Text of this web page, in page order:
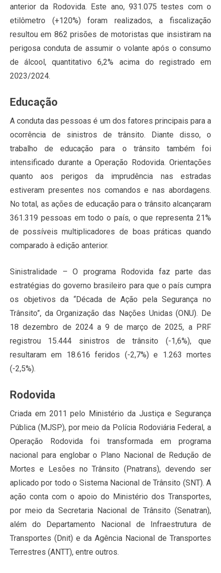
anterior da Rodovida. Este ano, 931.075 testes com o
etilômetro (+120%) foram realizados, a fiscalização
resultou em 862 prisões de motoristas que insistiram na
perigosa conduta de assumir o volante após o consumo
de álcool, quantitativo 6,2% acima do registrado em
2023/2024.
Educação
A conduta das pessoas é um dos fatores principais para a
ocorrência de sinistros de trânsito. Diante disso, o
trabalho de educação para o trânsito também foi
intensificado durante a Operação Rodovida. Orientações
quanto aos perigos da imprudência nas estradas
estiveram presentes nos comandos e nas abordagens.
No total, as ações de educação para o trânsito alcançaram
361.319 pessoas em todo o país, o que representa 21%
de possíveis multiplicadores de boas práticas quando
comparado à edição anterior.
Sinistralidade – O programa Rodovida faz parte das
estratégias do governo brasileiro para que o país cumpra
os objetivos da “Década de Ação pela Segurança no
Trânsito”, da Organização das Nações Unidas (ONU). De
18 dezembro de 2024 a 9 de março de 2025, a PRF
registrou 15.444 sinistros de trânsito (-1,6%), que
resultaram em 18.616 feridos (-2,7%) e 1.263 mortes
(-2,5%).
Rodovida
Criada em 2011 pelo Ministério da Justiça e Segurança
Pública (MJSP), por meio da Polícia Rodoviária Federal, a
Operação Rodovida foi transformada em programa
nacional para englobar o Plano Nacional de Redução de
Mortes e Lesões no Trânsito (Pnatrans), devendo ser
aplicado por todo o Sistema Nacional de Trânsito (SNT). A
ação conta com o apoio do Ministério dos Transportes,
por meio da Secretaria Nacional de Trânsito (Senatran),
além do Departamento Nacional de Infraestrutura de
Transportes (Dnit) e da Agência Nacional de Transportes
Terrestres (ANTT), entre outros.